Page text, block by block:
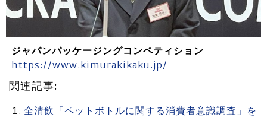
ジャパンパッケージングコンペティション
https://www.kimurakikaku.jp/
関連記事:
全清飲「ペットボトルに関する消費者意識調査」を